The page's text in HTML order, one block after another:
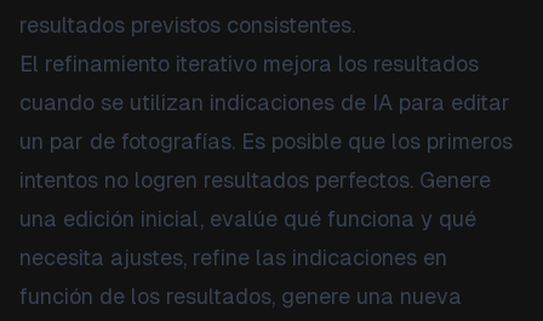
resultados previstos consistentes.
El refinamiento iterativo mejora los resultados
cuando se utilizan indicaciones de IA para editar
un par de fotografías. Es posible que los primeros
intentos no logren resultados perfectos. Genere
una edición inicial, evalúe qué funciona y qué
necesita ajustes, refine las indicaciones en
función de los resultados, genere una nueva